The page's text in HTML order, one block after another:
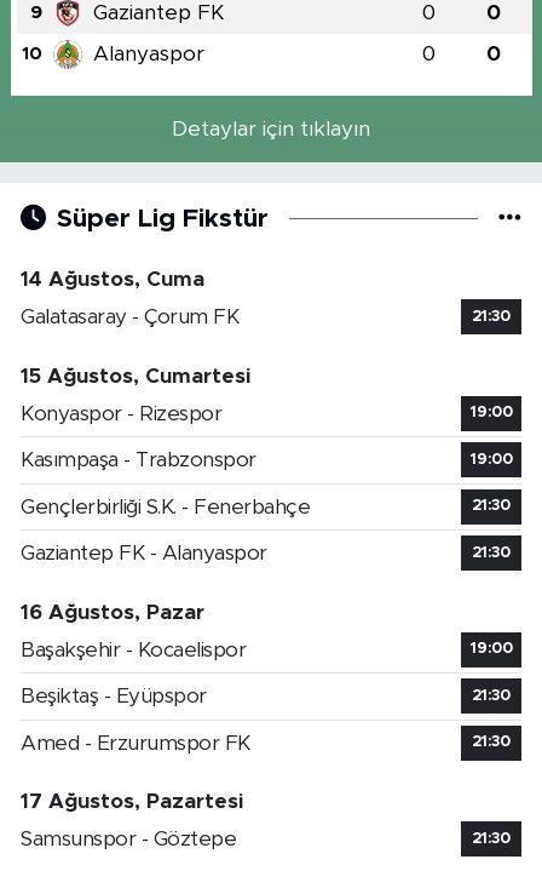
9 Gaziantep FK 0 0
10 Alanyaspor 0 0
Detaylar için tıklayın
Süper Lig Fikstür
14 Ağustos, Cuma
Galatasaray - Çorum FK
21:30
15 Ağustos, Cumartesi
Konyaspor - Rizespor
19:00
Kasımpaşa - Trabzonspor 19:00
Gençlerbirliği S.K. - Fenerbahçe 21:30
Gaziantep FK - Alanyaspor 21:30
16 Ağustos, Pazar
Başakşehir - Kocaelispor
19:00
Beşiktaş - Eyüpspor 21:30
Amed - Erzurumspor FK 21:30
17 Ağustos, Pazartesi
Samsunspor - Göztepe
21:30